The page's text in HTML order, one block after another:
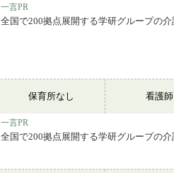
一言PR
全国で200拠点展開する学研グループの介
保育所なし 看護師
一言PR
全国で200拠点展開する学研グループの介